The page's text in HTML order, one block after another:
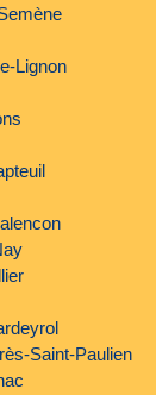
Lignon
Saint-Paulien